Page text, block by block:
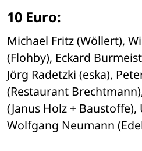
10 Euro:
Michael Fritz (Wöllert),
(Flohby), Eckard
Jörg Radetzki (eska),
(Restaurant
(Janus Holz +
Wolfgang Neumann